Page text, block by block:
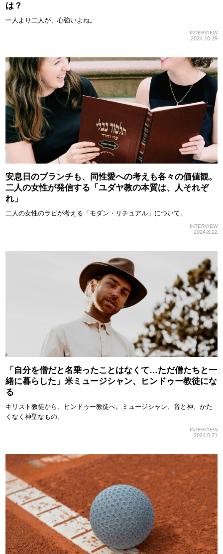
は？
一人より二人が、心強いよね。
INTERVIEW
2024.10.29
安息日のブランチも、同性愛への考えも各々の価値観。
二人の女性が発信する「ユダヤ教の本質は、人それぞ
れ」
二人の女性のラビが考える「モダン・リチュアル」について。
INTERVIEW
2024.8.22
「自分を僧だと名乗ったことはなくて…ただ僧たちと一
緒に暮らした」米ミュージシャン、ヒンドゥー教徒にな
る
キリスト教徒から、ヒンドゥー教徒へ。ミュージシャン、音と神、かた
くなく神聖なもの。
INTERVIEW
2024.5.21